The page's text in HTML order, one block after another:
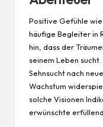
Positive Gefühle
häufige Begleiter in
hin, dass der
seinem Leben
Sehnsucht nach
Wachstum
solche Visionen
erwünschte